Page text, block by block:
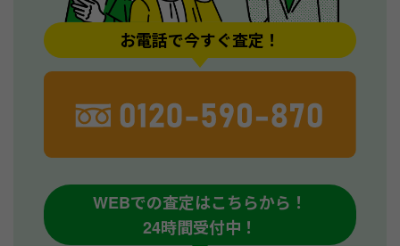
お電話で今すぐ査定！
WEBでの査定はこちらから！
24時間受付中！